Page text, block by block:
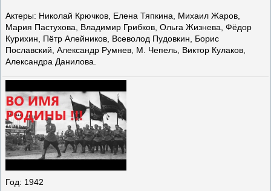
Актеры: Николай Крючков, Елена Тяпкина, Михаил Жаров,
Мария Пастухова, Владимир Грибков, Ольга Жизнева, Фёдор
Курихин, Пётр Алейников, Всеволод Пудовкин, Борис
Пославский, Александр Румнев, М. Чепель, Виктор Кулаков,
Александра Данилова.
Год: 1942